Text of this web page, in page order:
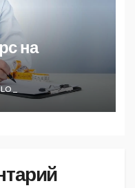
на